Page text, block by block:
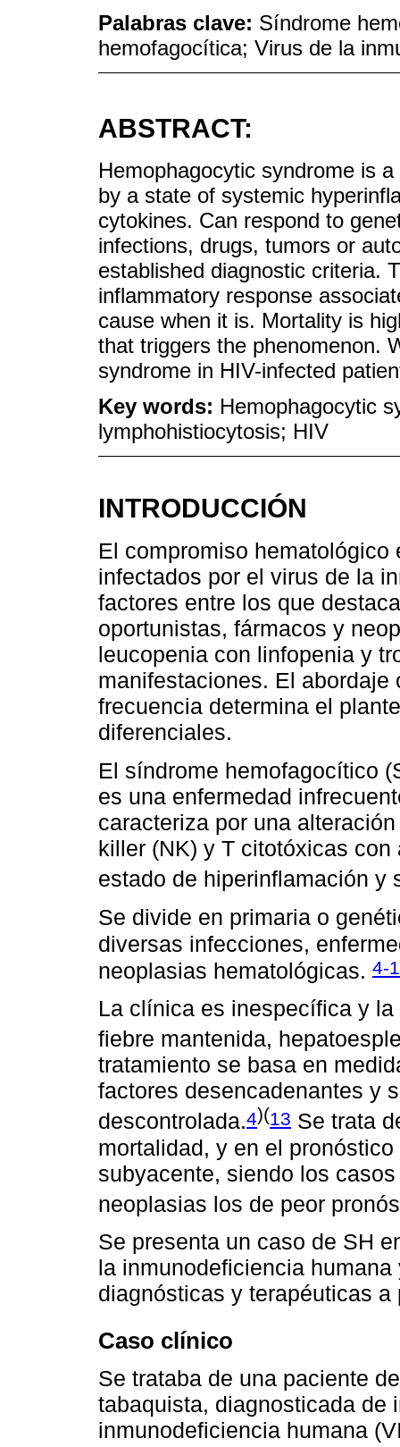
Palabras clave: Síndrome
hemofagocítica; Virus de la
ABSTRACT:
Hemophagocytic syndrome is
by a state of systemic
cytokines. Can respond to
infections, drugs, tumors or
established diagnostic criteria.
inflammatory response
cause when it is. Mortality is
that triggers the phenomenon.
syndrome in HIV-infected
Key words: Hemophagocytic
lymphohistiocytosis; HIV
INTRODUCCIÓN
El compromiso
infectados por el virus de la
factores entre los que
oportunistas, fármacos y
leucopenia con linfopenia y
manifestaciones. El
frecuencia determina el
diferenciales.
El síndrome hemofagocítico
es una enfermedad
caracteriza por una
killer (NK) y T citotóxicas
estado de hiperinflamación y
Se divide en primaria o
diversas infecciones,
neoplasias hematológicas. 4-
La clínica es inespecífica y
fiebre mantenida,
tratamiento se basa en
factores desencadenantes y
descontrolada.4)(13 Se trata
mortalidad, y en el
subyacente, siendo los
neoplasias los de peor
Se presenta un caso de SH
la inmunodeficiencia
diagnósticas y terapéuticas
Caso clínico
Se trataba de una paciente
tabaquista, diagnosticada de
inmunodeficiencia humana